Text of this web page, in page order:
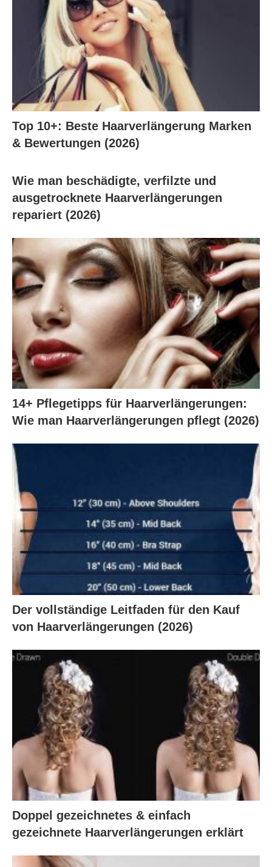
Top 10+: Beste Haarverlängerung Marken
& Bewertungen (2026)
Wie man beschädigte, verfilzte und
ausgetrocknete Haarverlängerungen
repariert (2026)
14+ Pflegetipps für Haarverlängerungen:
Wie man Haarverlängerungen pflegt (2026)
Der vollständige Leitfaden für den Kauf
von Haarverlängerungen (2026)
Doppel gezeichnetes & einfach
gezeichnete Haarverlängerungen erklärt